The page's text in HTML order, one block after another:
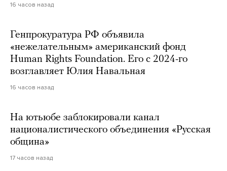
16 часов назад
Генпрокуратура РФ объявила
«нежелательным» американский фонд
Human Rights Foundation. Его с 2024-го
возглавляет Юлия Навальная
16 часов назад
На ютьюбе заблокировали канал
националистического объединения «Русская
община»
17 часов назад